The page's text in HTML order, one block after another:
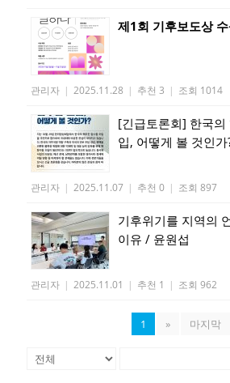
제1회 기후보도상
관리자 | 2025.11.28 | 추천 3 | 조회 1014
[긴급토론회] 한국의
입, 어떻게 볼 것인가
관리자 | 2025.11.07 | 추천 0 | 조회 897
기후위기를 지역의
이유 / 윤원섭
관리자 | 2025.11.01 | 추천 1 | 조회 962
1 » 마지막